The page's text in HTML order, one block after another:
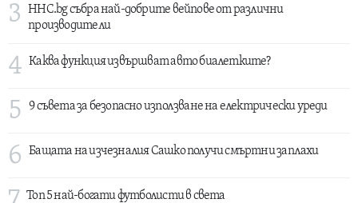
3
HHC.bg събра най-добрите вейпове от различни
производители
4 Каква функция извършват авто биалетките?
5 9 съвета за безопасно използване на електрически уреди
6 Бащата на изчезналия Сашко получи смъртни заплахи
Топ 5 най-богати футболисти в света